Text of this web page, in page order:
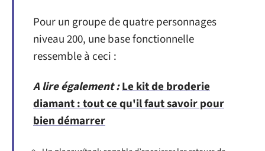
Pour un groupe de quatre personnages
niveau 200, une base fonctionnelle
ressemble à ceci :
A lire également :Le kit de broderie
diamant : tout ce qu'il faut savoir pour
bien démarrer